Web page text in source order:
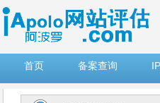
首页
备案查询